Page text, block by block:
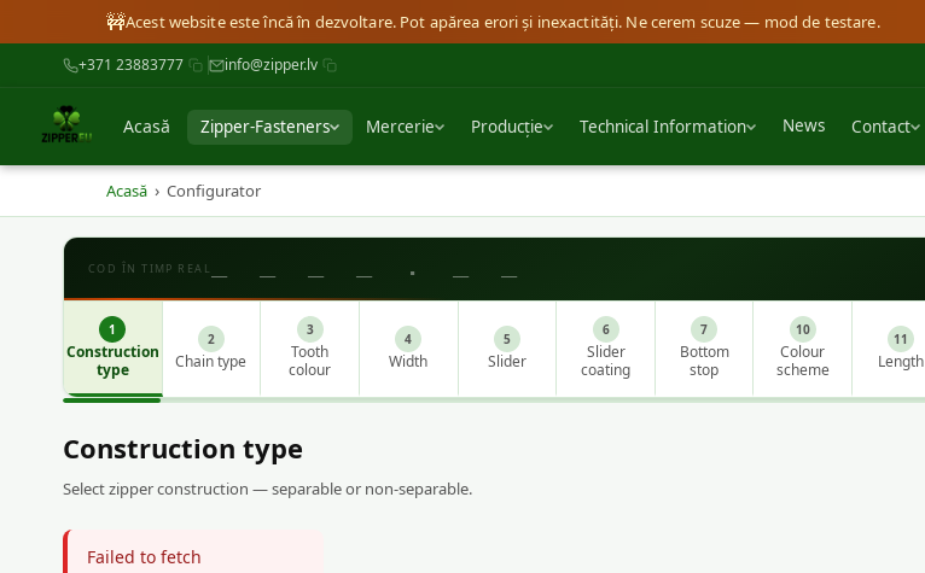
🚧Acest website este încă în dezvoltare. Pot apărea erori și inexactități. Ne cerem scuze — mod de testare.
+371 23883777 info@zipper.lv
Acasă Zipper-Fasteners Mercerie Producție Technical Information News Contact
Acasă › Configurator
COD ÎN TIMP REAL_ _ _ _ . _ _
1
Construction
type
2
Chain type
3
Tooth
colour
4
Width
5
Slider
6
Slider
coating
7
Bottom
stop
10
Colour
scheme
11
Length
Construction type
Select zipper construction — separable or non-separable.
Failed to fetch